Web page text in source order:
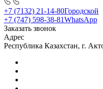
+7 (7132) 21-14-80Городской
+7 (747) 598-38-81WhatsApp
Заказать звонок
Адрес
Республика Казахстан, г.